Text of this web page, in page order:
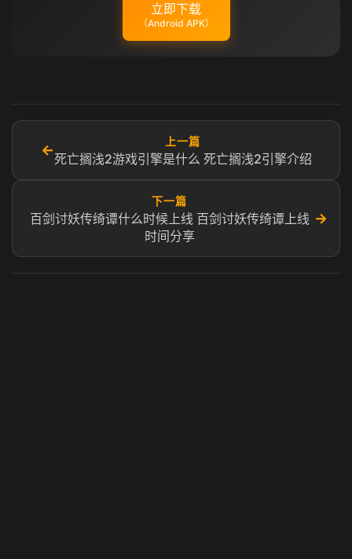
立即下载
（Android APK）
←
上一篇
死亡搁浅2游戏引擎是什么 死亡搁浅2引擎介绍
下一篇
百剑讨妖传绮谭什么时候上线 百剑讨妖传绮谭上线
时间分享
→